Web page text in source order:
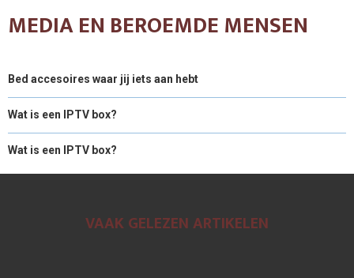
MEDIA EN BEROEMDE MENSEN
Bed accesoires waar jij iets aan hebt
Wat is een IPTV box?
Wat is een IPTV box?
VAAK GELEZEN ARTIKELEN